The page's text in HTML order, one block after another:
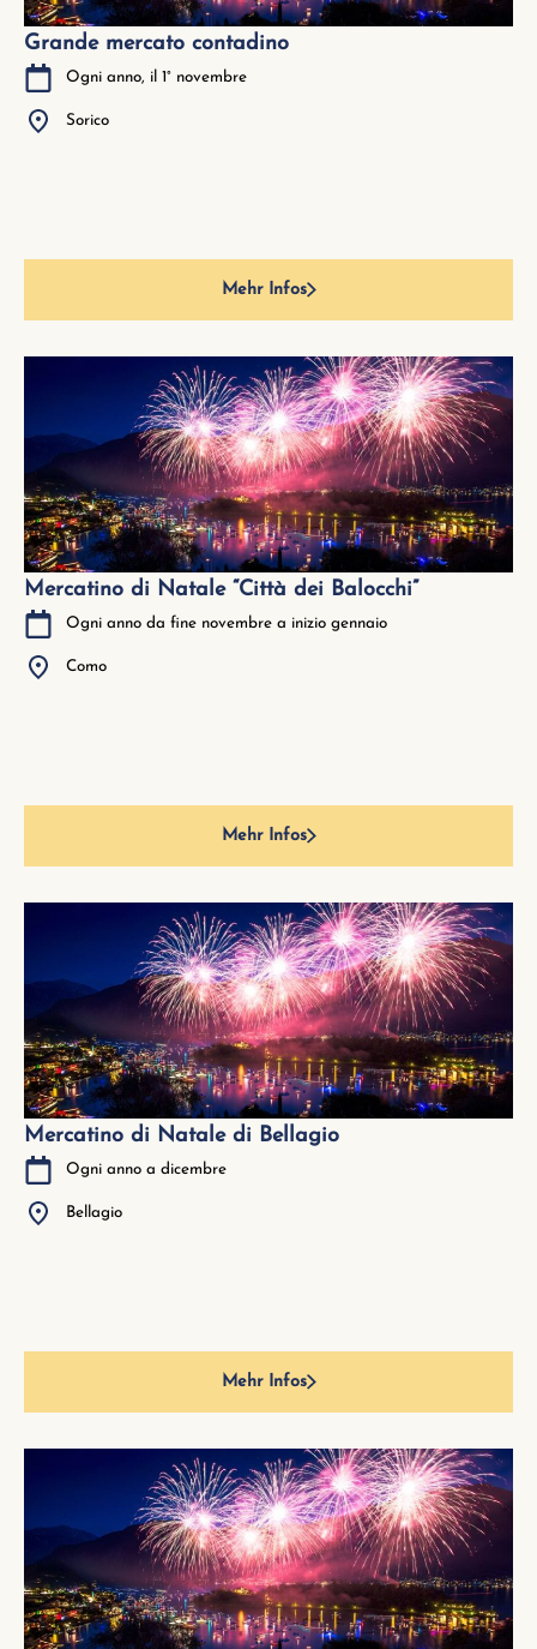
Grande mercato contadino
Ogni anno, il 1° novembre
Sorico
Mehr Infos
Mercatino di Natale “Città dei Balocchi”
Ogni anno da fine novembre a inizio gennaio
Como
Mehr Infos
Mercatino di Natale di Bellagio
Ogni anno a dicembre
Bellagio
Mehr Infos